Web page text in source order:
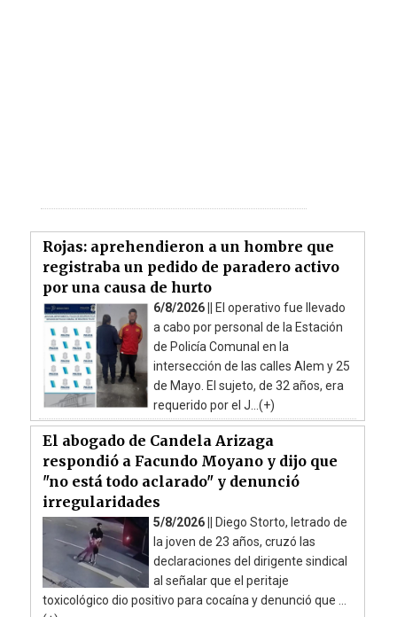
Rojas: aprehendieron a un hombre que
registraba un pedido de paradero activo
por una causa de hurto
6/8/2026 || El operativo fue llevado
a cabo por personal de la Estación
de Policía Comunal en la
intersección de las calles Alem y 25
de Mayo. El sujeto, de 32 años, era
requerido por el J...(+)
El abogado de Candela Arizaga
respondió a Facundo Moyano y dijo que
"no está todo aclarado" y denunció
irregularidades
5/8/2026 || Diego Storto, letrado de
la joven de 23 años, cruzó las
declaraciones del dirigente sindical
al señalar que el peritaje
toxicológico dio positivo para cocaína y denunció que ...